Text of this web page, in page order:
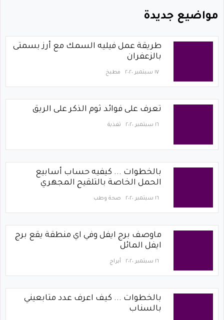
مواضيع جديدة
طريقة عمل فيليه السمك مع أرز بسمتى
بالزعفران
١٧ سبتمبر ٢٠٢٠ مطبخ
تعرف على فوائد ثوم الذكر على الريق
١٦ سبتمبر ٢٠٢٠ تغذية
بالخطوات ... كيفيه حساب أسابيع
الحمل الخاصة بالتلقيح المجهري
١٦ سبتمبر ٢٠٢٠ صحة وطب
ماوصف برج ايفل وفي اي منطقة يقع برج
ايفل المائل
١٦ سبتمبر ٢٠٢٠ أبراج
بالخطوات ... كيف اعرف عدد متابعيني
بالسناب